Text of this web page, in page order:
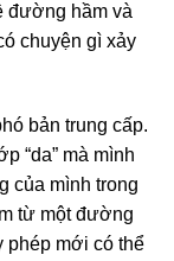
đường hầm và
chuyện gì xảy
bản trung cấp.
“da” mà mình
của mình trong
từ một đường
phép mới có thể